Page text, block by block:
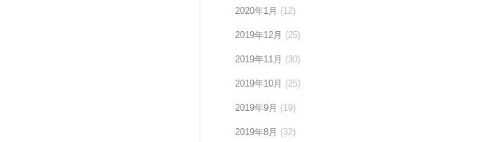
2020年1月 (12)
2019年12月 (25)
2019年11月 (30)
2019年10月 (25)
2019年9月 (19)
2019年8月 (32)